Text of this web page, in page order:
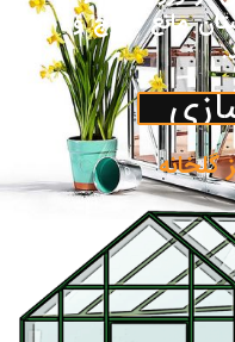
مانع خروج و